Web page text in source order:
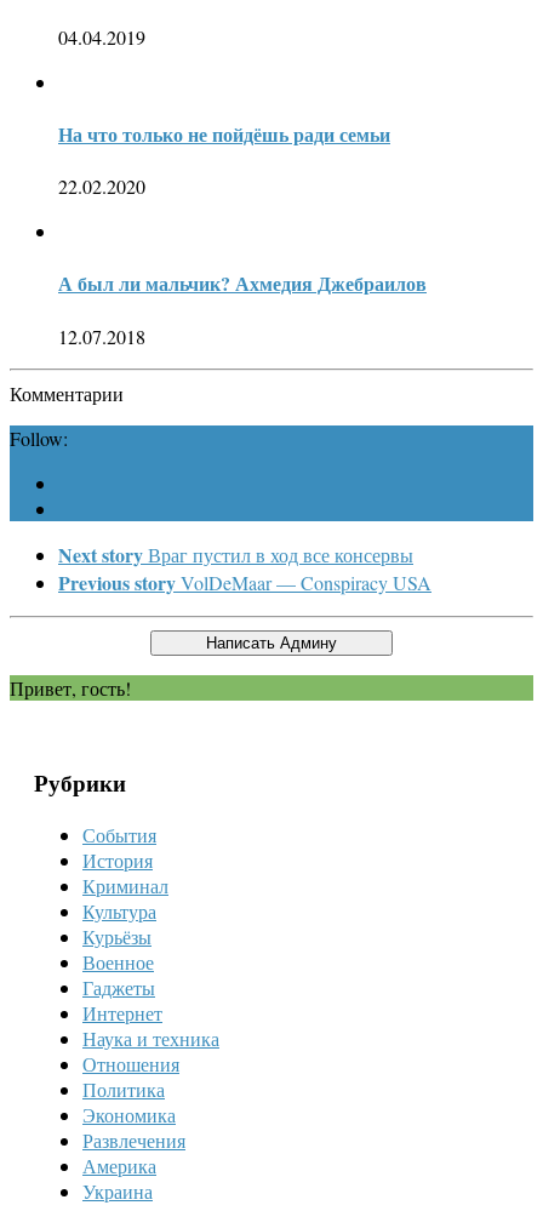
04.04.2019
На что только не пойдёшь ради семьи
22.02.2020
А был ли мальчик? Ахмедия Джебраилов
12.07.2018
Комментарии
Follow:
Next storyВраг пустил в ход все консервы
Previous storyVolDeMaar — Conspiracy USA
Привет, гость!
Рубрики
События
История
Криминал
Культура
Курьёзы
Военное
Гаджеты
Интернет
Наука и техника
Отношения
Политика
Экономика
Развлечения
Америка
Украина